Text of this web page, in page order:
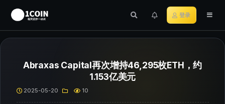
登录
Abraxas Capital再次增持46,295枚ETH，约
1.153亿美元
2025-05-20 10